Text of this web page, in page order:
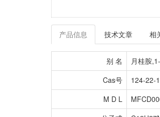
产品信息 技术文章 相
别 名
月桂胺
Cas号
124-22-1
M D L